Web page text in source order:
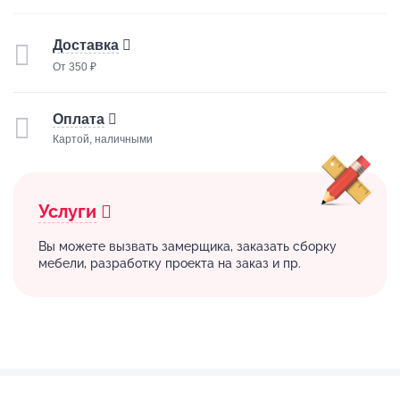
Доставка
От 350 ₽
Оплата
Картой, наличными
Услуги
Вы можете вызвать замерщика, заказать сборку
мебели, разработку проекта на заказ и пр.